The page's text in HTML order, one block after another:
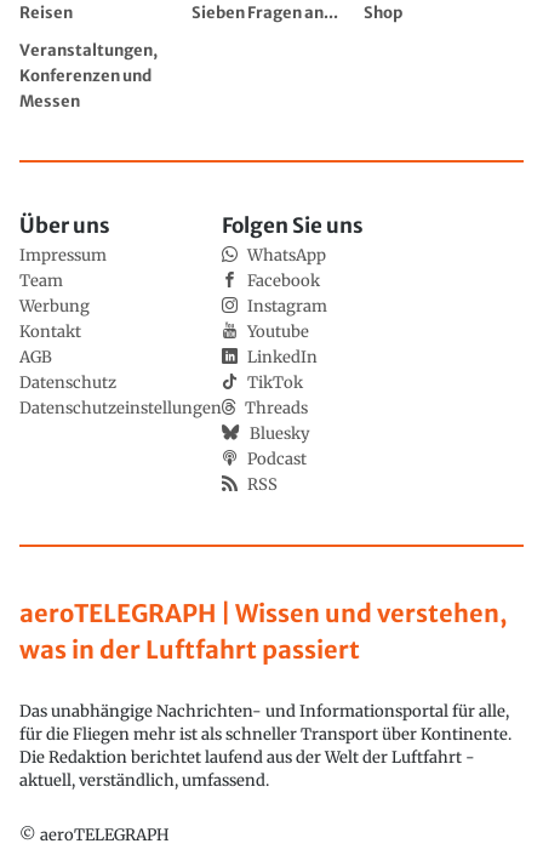
Reisen
Sieben Fragen an...
Shop
Veranstaltungen,
Konferenzen und
Messen
aeroTELEGRAPH | Wissen und verstehen,
was in der Luftfahrt passiert
Das unabhängige Nachrichten- und Informationsportal für alle,
für die Fliegen mehr ist als schneller Transport über Kontinente.
Die Redaktion berichtet laufend aus der Welt der Luftfahrt -
aktuell, verständlich, umfassend.
© aeroTELEGRAPH
Über uns
Impressum
Team
Werbung
Kontakt
AGB
Datenschutz
Datenschutzeinstellungen
Folgen Sie uns
WhatsApp
Facebook
Instagram
Youtube
LinkedIn
TikTok
Threads
Bluesky
Podcast
RSS